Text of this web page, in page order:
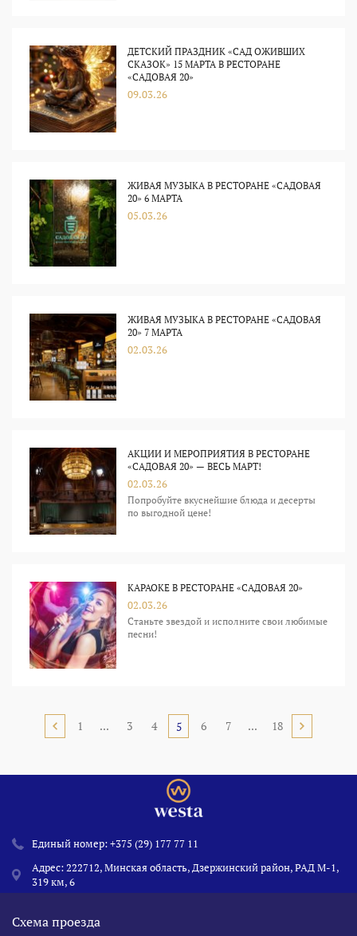
ДЕТСКИЙ ПРАЗДНИК «САД ОЖИВШИХ
СКАЗОК» 15 МАРТА В РЕСТОРАНЕ
«САДОВАЯ 20»
09.03.26
ЖИВАЯ МУЗЫКА В РЕСТОРАНЕ «САДОВАЯ
20» 6 МАРТА
05.03.26
ЖИВАЯ МУЗЫКА В РЕСТОРАНЕ «САДОВАЯ
20» 7 МАРТА
02.03.26
АКЦИИ И МЕРОПРИЯТИЯ В РЕСТОРАНЕ
«САДОВАЯ 20» — ВЕСЬ МАРТ!
02.03.26
Попробуйте вкуснейшие блюда и десерты
по выгодной цене!
КАРАОКЕ В РЕСТОРАНЕ «САДОВАЯ 20»
02.03.26
Станьте звездой и исполните свои любимые
песни!
1 ... 3 4 5 6 7 ... 18
Единый номер:+375 (29) 177 77 11
Адрес: 222712, Минская область, Дзержинский район, РАД М-1,
319 км, 6
Схема проезда